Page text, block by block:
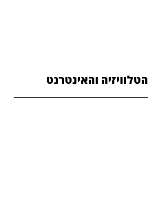
והאינטרנט